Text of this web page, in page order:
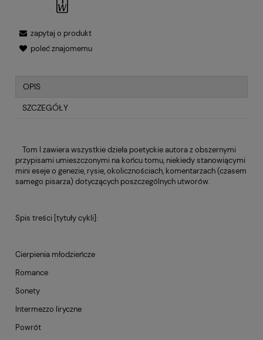
zapytaj o produkt
poleć znajomemu
OPIS
SZCZEGÓŁY
Tom I zawiera wszystkie dzieła poetyckie autora z obszernymi
przypisami umieszczonymi na końcu tomu, niekiedy stanowiącymi
mini eseje o genezie, rysie, okolicznościach, komentarzach (czasem
samego pisarza) dotyczących poszczególnych utworów.
Spis treści [tytuły cykli]:
Cierpienia młodzieńcze
Romance
Sonety
Intermezzo liryczne
Powrót